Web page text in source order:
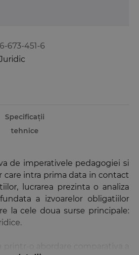
673-451-6
Specificații
tehnice
de imperativele pedagogiei si
care intra prima data in contact
lucrarea prezinta o analiza
a izvoarelor obligatiilor
la cele doua surse principale:
printr-o abordare comparativa a